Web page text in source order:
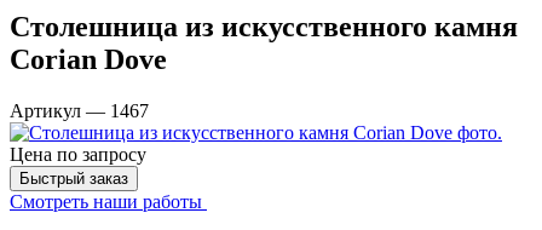
Столешница из искусственного камня
Corian Dove
Артикул — 1467
Цена по запросу
Быстрый заказ
Смотреть наши работы